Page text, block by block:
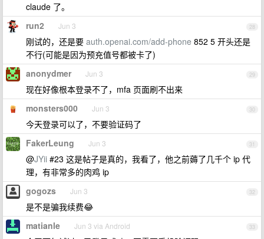
claude 了。
28
run2 Jun 3
刚试的，还是要 auth.openai.com/add-phone 852 5 开头还是
不行(可能是因为预充值号都被卡了)
29
anonydmer Jun 3
现在好像根本登录不了，mfa 页面刷不出来
30
monsters000 Jun 3
今天登录可以了，不要验证码了
31
FakerLeung Jun 3
@JYii #23 这是帖子是真的，我看了，他之前薅了几千个 ip 代
理，有非常多的肉鸡 ip
32
gogozs Jun 3
是不是骗我续费😂
33
matianle Jun 3 via Android